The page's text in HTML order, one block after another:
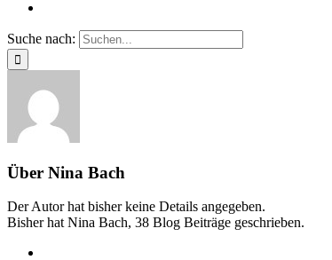
Suche nach:
Über Nina Bach
Der Autor hat bisher keine Details angegeben.
Bisher hat Nina Bach, 38 Blog Beiträge geschrieben.